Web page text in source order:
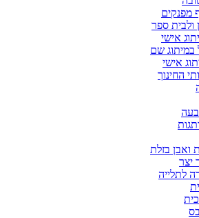
מפנקים
ולבית ספר
אישי
במיתוג שם
אישי
החינוך
ואבן בזלת
יצר
לתלייה